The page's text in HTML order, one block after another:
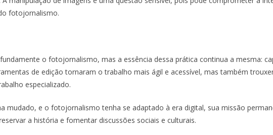
fotojornalismo.
o fotojornalismo, mas a essência dessa prática continua a mesma:
de edição tornaram o trabalho mais ágil e acessível, mas também
especializado.
mudado, e o fotojornalismo tenha se adaptado à era digital, sua missão
a história e fomentar discussões sociais e culturais.